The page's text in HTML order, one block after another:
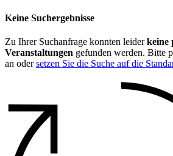
Keine Suchergebnisse
Zu Ihrer Suchanfrage konnten leiderkeine
Veranstaltungen gefunden werden. Bitte
an odersetzen Sie die Suche auf die